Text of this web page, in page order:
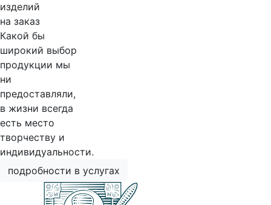
изделий
на заказ
Какой бы
широкий выбор
продукции мы
ни
предоставляли,
в жизни всегда
есть место
творчеству и
индивидуальности.
подробности в услугах